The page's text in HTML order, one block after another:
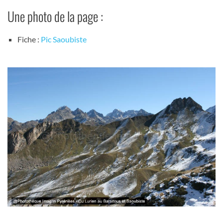
Une photo de la page :
Fiche : Pic Saoubiste